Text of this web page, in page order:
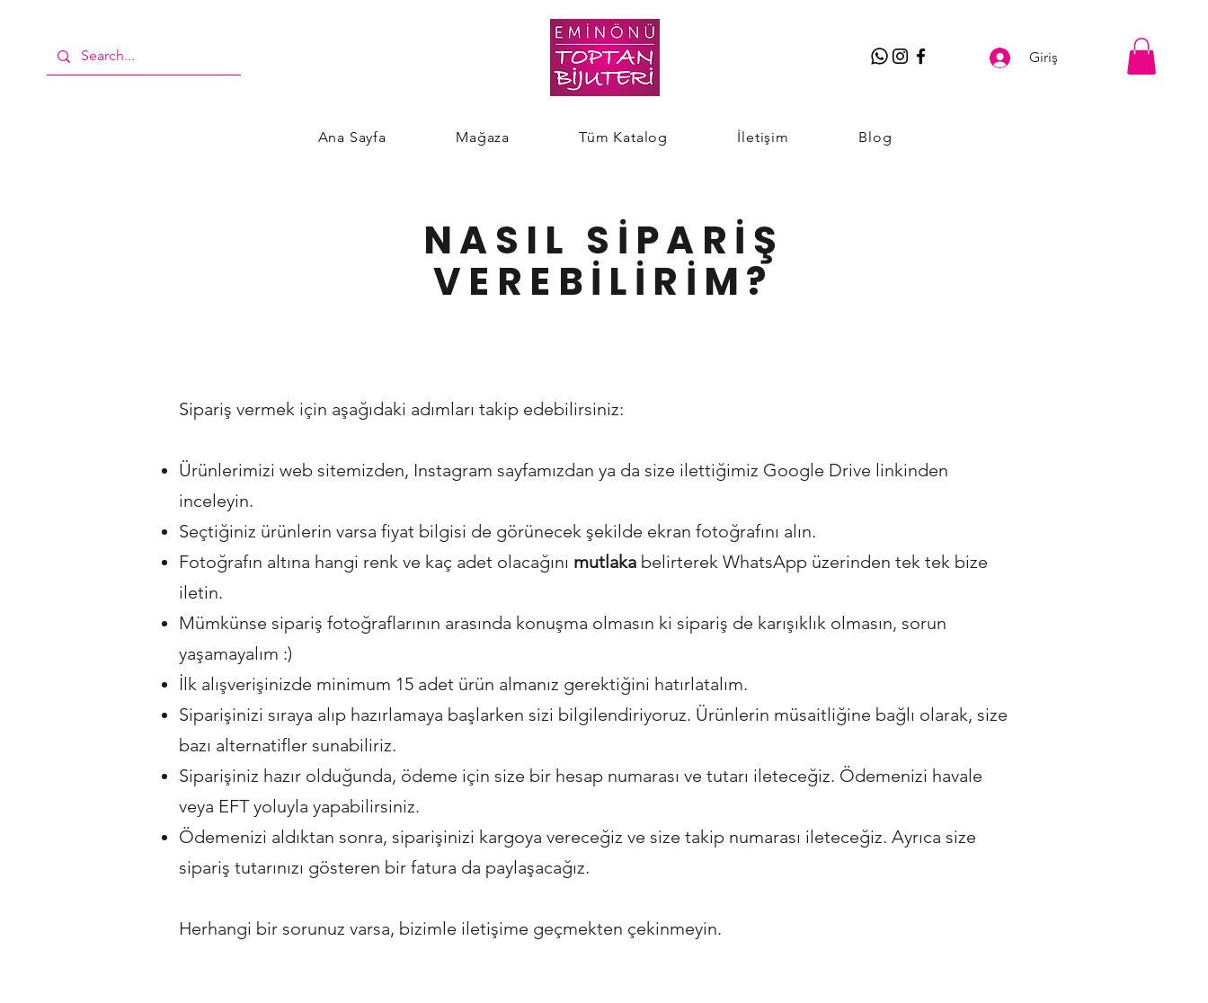
Giriş
Ana Sayfa Mağaza Tüm Katalog İletişim Blog
NASIL SİPARİŞ
VEREBİLİRİM?
Sipariş vermek için aşağıdaki adımları takip edebilirsiniz:
Ürünlerimizi web sitemizden, Instagram sayfamızdan ya da size ilettiğimiz Google Drive linkinden
inceleyin.
Seçtiğiniz ürünlerin varsa fiyat bilgisi de görünecek şekilde ekran fotoğrafını alın.
Fotoğrafın altına hangi renk ve kaç adet olacağını mutlaka belirterek WhatsApp üzerinden tek tek bize
iletin.
Mümkünse sipariş fotoğraflarının arasında konuşma olmasın ki sipariş de karışıklık olmasın, sorun
yaşamayalım :)
İlk alışverişinizde minimum 15 adet ürün almanız gerektiğini hatırlatalım.
Siparişinizi sıraya alıp hazırlamaya başlarken sizi bilgilendiriyoruz. Ürünlerin müsaitliğine bağlı olarak, size
bazı alternatifler sunabiliriz.
Siparişiniz hazır olduğunda, ödeme için size bir hesap numarası ve tutarı ileteceğiz. Ödemenizi havale
veya EFT yoluyla yapabilirsiniz.
Ödemenizi aldıktan sonra, siparişinizi kargoya vereceğiz ve size takip numarası ileteceğiz. Ayrıca size
sipariş tutarınızı gösteren bir fatura da paylaşacağız.
Herhangi bir sorunuz varsa, bizimle iletişime geçmekten çekinmeyin.